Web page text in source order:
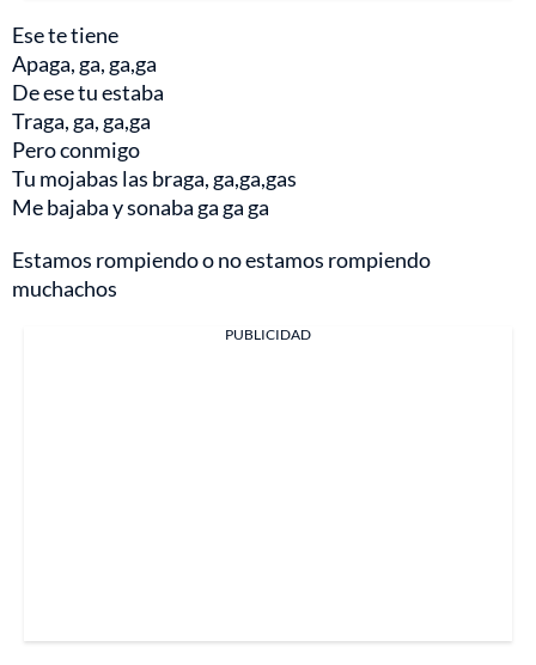
Ese te tiene
Apaga, ga, ga,ga
De ese tu estaba
Traga, ga, ga,ga
Pero conmigo
Tu mojabas las braga, ga,ga,gas
Me bajaba y sonaba ga ga ga
Estamos rompiendo o no estamos rompiendo
muchachos
PUBLICIDAD